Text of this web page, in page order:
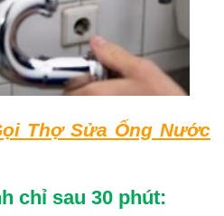
Thợ Sửa Ống Nước
chỉ sau 30 phút: